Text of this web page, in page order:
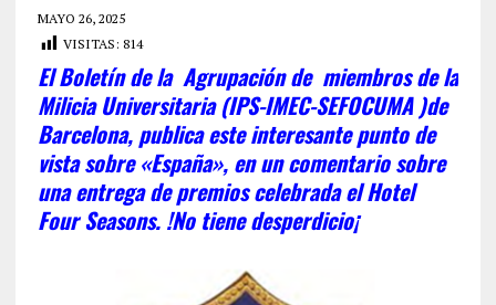
MAYO 26, 2025
VISITAS: 814
El Boletín de la Agrupación de miembros de la
Milicia Universitaria (IPS-IMEC-SEFOCUMA )de
Barcelona, publica este interesante punto de
vista sobre «España», en un comentario sobre
una entrega de premios celebrada el Hotel
Four Seasons. !No tiene desperdicio¡